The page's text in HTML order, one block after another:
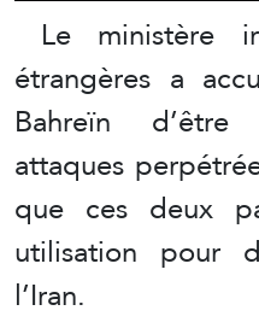
Le ministère
étrangères a
Bahreïn
attaques
que ces deux
utilisation pour
l’Iran.